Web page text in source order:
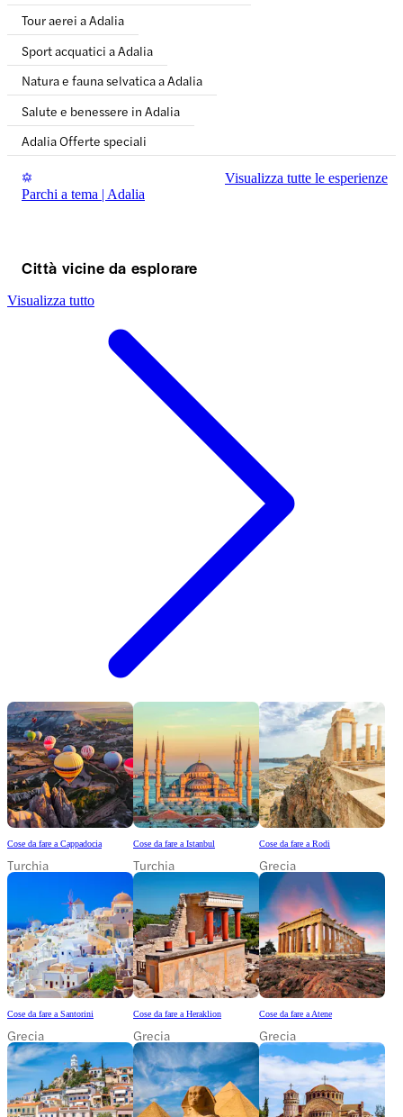
Tour aerei a Adalia
Sport acquatici a Adalia
Natura e fauna selvatica a Adalia
Salute e benessere in Adalia
Adalia Offerte speciali
Parchi a tema | Adalia
Visualizza tutte le esperienze
Città vicine da esplorare
Visualizza tutto
Cose da fare a Cappadocia
Turchia
Cose da fare a Istanbul
Turchia
Cose da fare a Rodi
Grecia
Cose da fare a Santorini
Grecia
Cose da fare a Heraklion
Grecia
Cose da fare a Atene
Grecia